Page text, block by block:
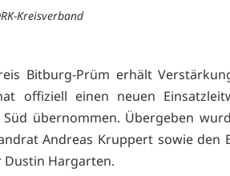
Kreisverband
Bitburg-Prüm erhält
offiziell einen neuen
übernommen. Übergeben
Andreas Kruppert sowie den
Hargarten.